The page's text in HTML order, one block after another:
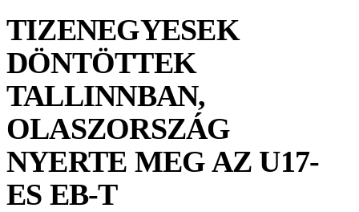
TIZENEGYESEK
DÖNTÖTTEK
TALLINNBAN,
OLASZORSZÁG
NYERTE MEG AZ U17-
ES EB-T